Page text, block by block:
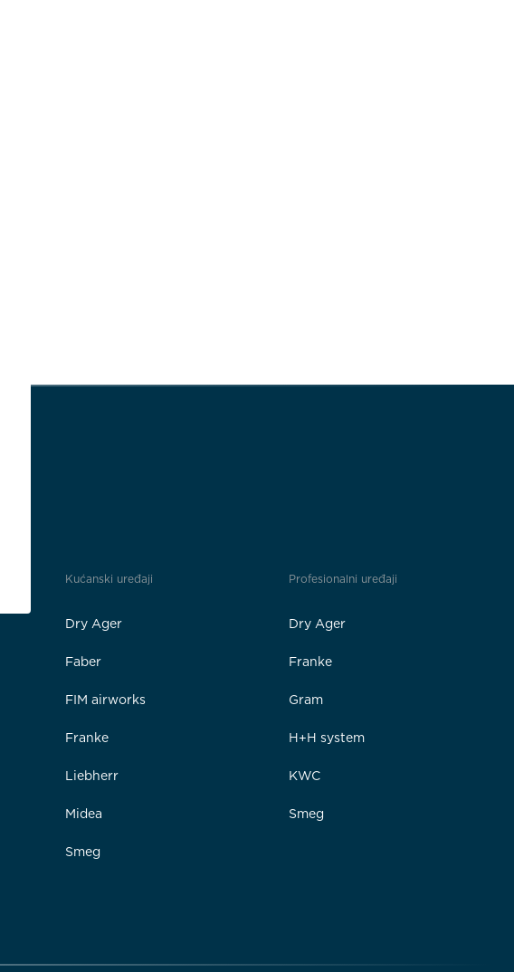
Kućanski uređaji
Dry Ager
Faber
FIM airworks
Franke
Liebherr
Midea
Smeg
Profesionalni uređaji
Dry Ager
Franke
Gram
H+H system
KWC
Smeg